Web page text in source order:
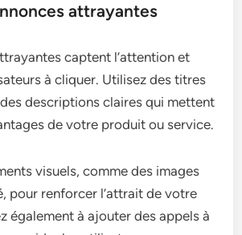
attrayantes
captent l’attention et
à cliquer. Utilisez des titres
descriptions claires qui mettent
de votre produit ou service.
visuels, comme des images
pour renforcer l’attrait de votre
également à ajouter des appels à